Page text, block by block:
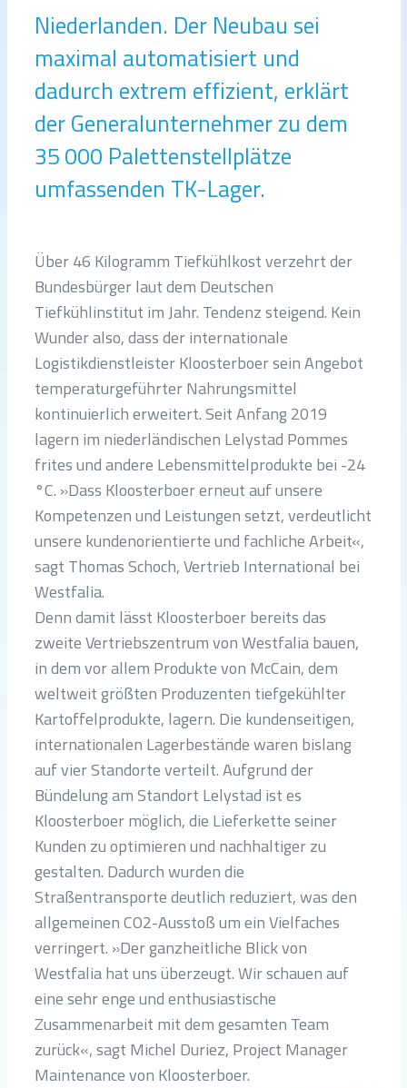
Niederlanden. Der Neubau sei
maximal automatisiert und
dadurch extrem effizient, erklärt
der Generalunternehmer zu dem
35 000 Palettenstellplätze
umfassenden TK-Lager.
Über 46 Kilogramm Tiefkühlkost verzehrt der
Bundesbürger laut dem Deutschen
Tiefkühlinstitut im Jahr. Tendenz steigend. Kein
Wunder also, dass der internationale
Logistikdienstleister Kloosterboer sein Angebot
temperaturgeführter Nahrungsmittel
kontinuierlich erweitert. Seit Anfang 2019
lagern im niederländischen Lelystad Pommes
frites und andere Lebensmittelprodukte bei -24
°C. »Dass Kloosterboer erneut auf unsere
Kompetenzen und Leistungen setzt, verdeutlicht
unsere kundenorientierte und fachliche Arbeit«,
sagt Thomas Schoch, Vertrieb International bei
Westfalia.
Denn damit lässt Kloosterboer bereits das
zweite Vertriebszentrum von Westfalia bauen,
in dem vor allem Produkte von McCain, dem
weltweit größten Produzenten tiefgekühlter
Kartoffelprodukte, lagern. Die kundenseitigen,
internationalen Lagerbestände waren bislang
auf vier Standorte verteilt. Aufgrund der
Bündelung am Standort Lelystad ist es
Kloosterboer möglich, die Lieferkette seiner
Kunden zu optimieren und nachhaltiger zu
gestalten. Dadurch wurden die
Straßentransporte deutlich reduziert, was den
allgemeinen CO2-Ausstoß um ein Vielfaches
verringert. »Der ganzheitliche Blick von
Westfalia hat uns überzeugt. Wir schauen auf
eine sehr enge und enthusiastische
Zusammenarbeit mit dem gesamten Team
zurück«, sagt Michel Duriez, Project Manager
Maintenance von Kloosterboer.